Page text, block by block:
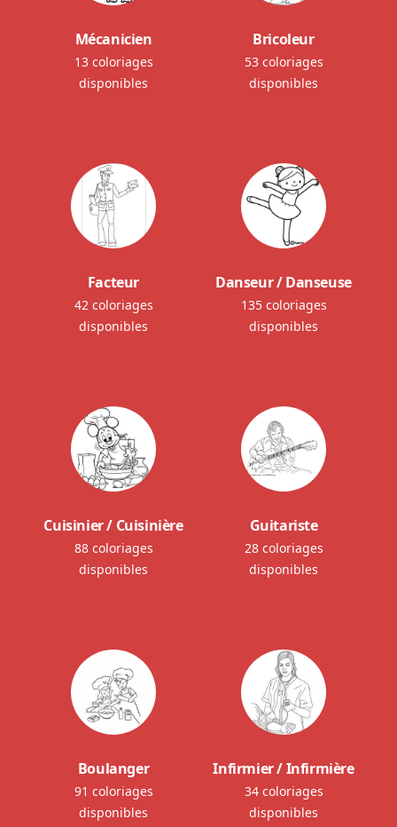
Mécanicien
13 coloriages
disponibles
Bricoleur
53 coloriages
disponibles
Facteur
42 coloriages
disponibles
Danseur / Danseuse
135 coloriages
disponibles
Cuisinier / Cuisinière
88 coloriages
disponibles
Guitariste
28 coloriages
disponibles
Boulanger
91 coloriages
disponibles
Infirmier / Infirmière
34 coloriages
disponibles